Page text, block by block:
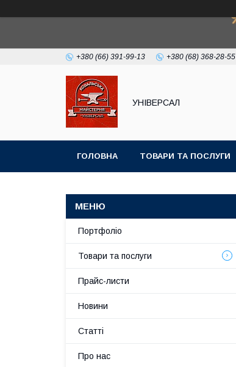
+380 (66) 391-99-13 +380 (68) 368-28-55
УНІВЕРСАЛ
ГОЛОВНА ТОВАРИ ТА ПОСЛУГИ
Портфоліо
Товари та послуги
Прайс-листи
Новини
Статті
Про нас